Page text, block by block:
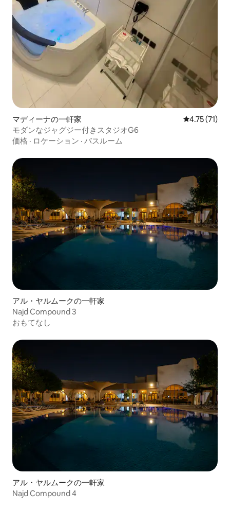
マディーナの一軒家 レビュー71
4.75 (71)
モダンなジャグジー付きスタジオG6
価格 · ロケーション · バスルーム
アル・ヤルムークの一軒家
Najd Compound 3
おもてなし
アル・ヤルムークの一軒家
Najd Compound 4